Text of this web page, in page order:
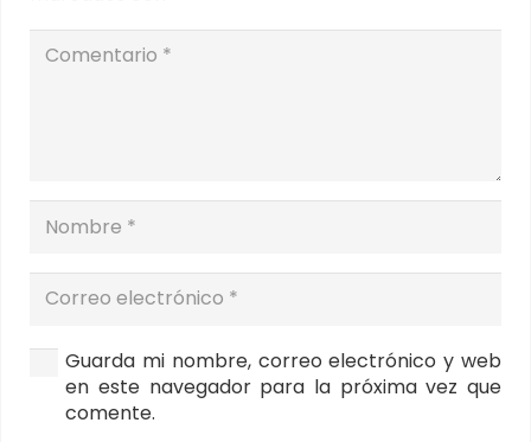
Guarda mi nombre, correo electrónico y web
en este navegador para la próxima vez que
comente.